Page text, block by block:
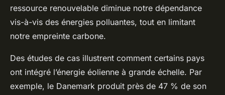
ressource renouvelable diminue notre dépendance
vis-à-vis des énergies polluantes, tout en limitant
notre empreinte carbone.
Des études de cas illustrent comment certains pays
ont intégré l’énergie éolienne à grande échelle. Par
exemple, le Danemark produit près de 47 % de son